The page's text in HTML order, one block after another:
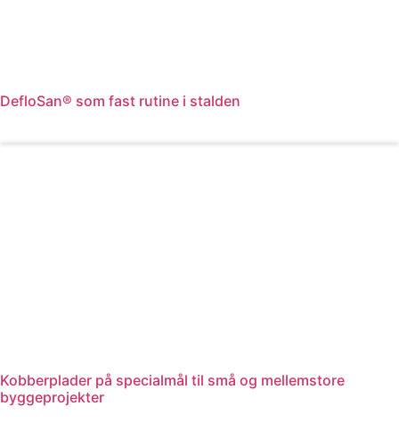
DefloSan® som fast rutine i stalden
Kobberplader på specialmål til små og mellemstore
byggeprojekter